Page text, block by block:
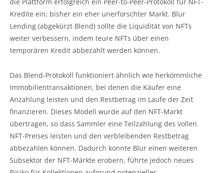
Kredite ein; bisher ein eher unerforschter Markt. Blur
Lending (abgekürzt Blend) sollte die Liquidität von NFTs
weiter verbessern, indem teure NFTs über einen
temporären Kredit abbezahlt werden können.
Das Blend-Protokoll funktioniert ähnlich wie herkömmliche
Immobilientransaktionen, bei denen die Käufer eine
Anzahlung leisten und den Restbetrag im Laufe der Zeit
finanzieren. Dieses Modell wurde auf den NFT-Markt
übertragen, so dass Sammler eine Teilzahlung des vollen
NFT-Preises leisten und den verbleibenden Restbetrag
abbezahlen können. Dadurch konnte Blur einen weiteren
Subsektor der NFT-Märkte erobern, führte jedoch neues